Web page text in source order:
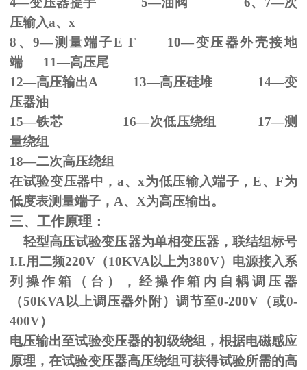
压输入a、 x
8、9—测量端子E F 10—变压器外壳接地
端 11—高压尾
12—高压输出A 13—高压硅堆 14—变
压器油
15—铁芯 16—次低压绕组 17—测
量绕组
18—二次高压绕组
在试验变压器中，a、x为低压输入端子，E、F为
低度表测量端子， A、 X为高压输出。
三、工作原理：
轻型高压试验变压器为单相变压器，联结组标号
I.I.用二频220V （10KVA 以上为380V）电源接入系
列操作箱（台），经操作箱内自耦调压器
（50KVA 以上调压器外附）调节至0-200V（或0-
400V）
电压输出至试验变压器的初级绕组，根据电磁感应
原理，在试验变压器高压绕组可获得试验所需的高